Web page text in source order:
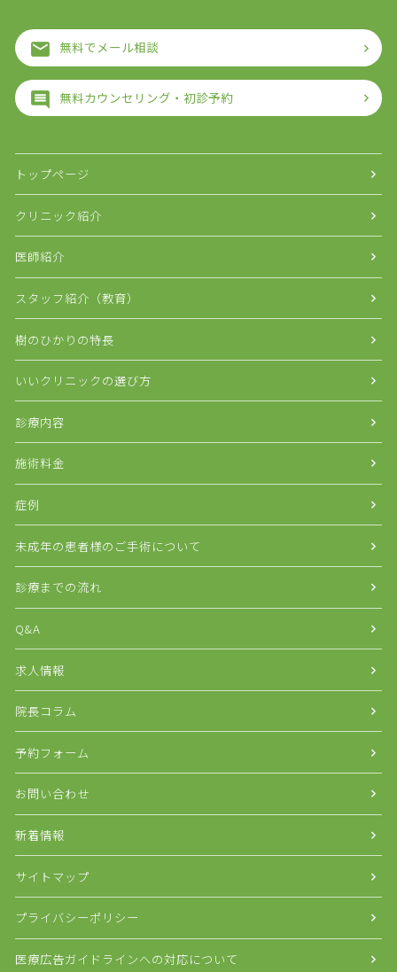
無料でメール相談
無料カウンセリング・初診予約
トップページ
クリニック紹介
医師紹介
スタッフ紹介（教育）
樹のひかりの特長
いいクリニックの選び方
診療内容
施術料金
症例
未成年の患者様のご手術について
診療までの流れ
Q&A
求人情報
院長コラム
予約フォーム
お問い合わせ
新着情報
サイトマップ
プライバシーポリシー
医療広告ガイドラインへの対応について